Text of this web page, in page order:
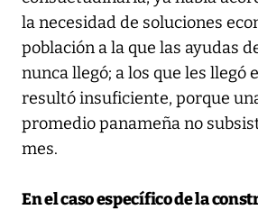
la necesidad de soluciones
población a la que las ayudas
nunca llegó; a los que les llegó
resultó insuficiente, porque
promedio panameña no
mes.
En el caso específico de la